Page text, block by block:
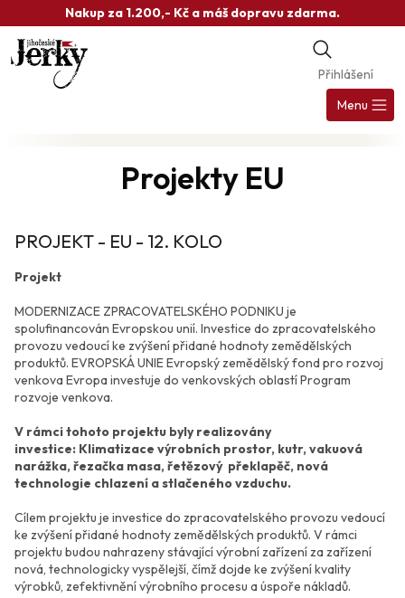
na
obsah
Nakup za 1.200,- Kč a máš dopravu zdarma.
Přihlášení
Menu
Projekty EU
PROJEKT - EU - 12. KOLO
Projekt
MODERNIZACE ZPRACOVATELSKÉHO PODNIKU je
spolufinancován Evropskou unií. Investice do zpracovatelského
provozu vedoucí ke zvýšení přidané hodnoty zemědělských
produktů. EVROPSKÁ UNIE Evropský zemědělský fond pro rozvoj
venkova Evropa investuje do venkovských oblastí Program
rozvoje venkova.
V rámci tohoto projektu byly realizovány
investice: Klimatizace výrobních prostor, kutr, vakuová
narážka, řezačka masa, řetězový překlapěč, nová
technologie chlazení a stlačeného vzduchu.
Cílem projektu je investice do zpracovatelského provozu vedoucí
ke zvýšení přidané hodnoty zemědělských produktů. V rámci
projektu budou nahrazeny stávající výrobní zařízení za zařízení
nová, technologicky vyspělejší, čímž dojde ke zvýšení kvality
výrobků, zefektivnění výrobního procesu a úspoře nákladů.